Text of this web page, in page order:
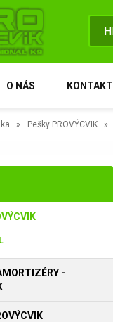
O NÁS KONTAKT
Pešky PROVÝCVIK
-